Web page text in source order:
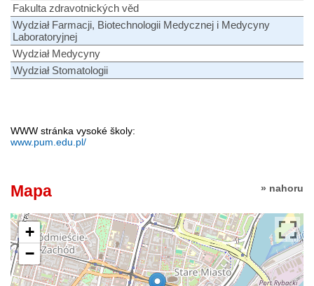
Fakulta zdravotnických věd
Wydział Farmacji, Biotechnologii Medycznej i Medycyny
Laboratoryjnej
Wydział Medycyny
Wydział Stomatologii
WWW stránka vysoké školy:
www.pum.edu.pl/
» nahoru
Mapa
+
−